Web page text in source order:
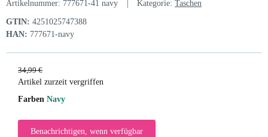
Artikelnummer: 777671-41 navy Kategorie: Taschen
GTIN: 4251025747388
HAN: 777671-navy
34,99 €
Artikel zurzeit vergriffen
Farben Navy
Benachrichtigen, wenn verfügbar